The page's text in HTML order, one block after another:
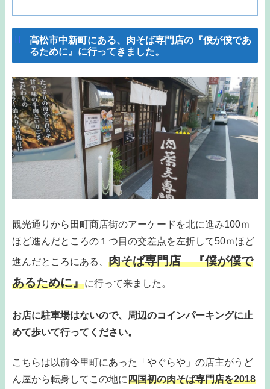
高松市中新町にある、肉そば専門店の『僕が僕であ
るために』に行ってきました。
観光通りから田町商店街のアーケードを北に進み100ｍ
ほど進んだところの１つ目の交差点を左折して50ｍほど
進んだところにある、 肉そば専門店 『僕が僕で
あるために』に行って来ました。
お店に駐車場はないので、周辺のコインパーキングに止
めて歩いて行ってください。
こちらは以前今里町にあった「やぐらや」の店主がうど
ん屋から転身してこの地に四国初の肉そば専門店を2018